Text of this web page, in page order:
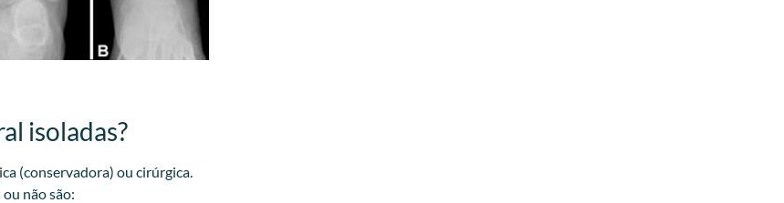
isoladas?
(conservadora) ou cirúrgica.
não são: